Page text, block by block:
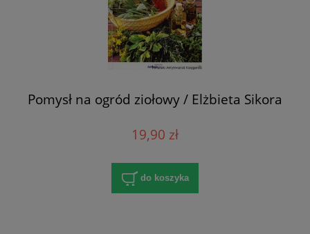
Pomysł na ogród ziołowy / Elżbieta Sikora
19,90 zł
do koszyka